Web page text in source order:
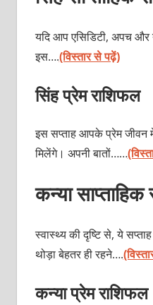
यदि आप एसिडिटी, अपच और
इस….(विस्तार से पढ़ें)
सिंह प्रेम राशिफल
इस सप्ताह आपके प्रेम जीवन
मिलेंगे। अपनी बातों……
कन्या
स्वास्थ्य की दृष्टि से, ये
थोड़ा बेहतर ही रहने….
कन्या प्रेम राशिफल